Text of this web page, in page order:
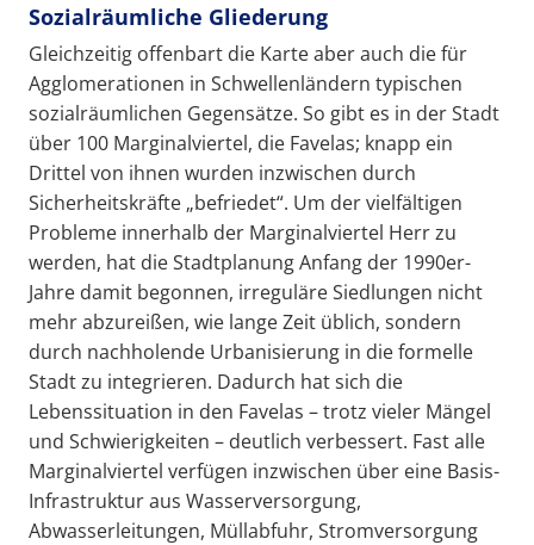
Sozialräumliche Gliederung
Gleichzeitig offenbart die Karte aber auch die für
Agglomerationen in Schwellenländern typischen
sozialräumlichen Gegensätze. So gibt es in der Stadt
über 100 Marginalviertel, die Favelas; knapp ein
Drittel von ihnen wurden inzwischen durch
Sicherheitskräfte „befriedet“. Um der vielfältigen
Probleme innerhalb der Marginalviertel Herr zu
werden, hat die Stadtplanung Anfang der 1990er-
Jahre damit begonnen, irreguläre Siedlungen nicht
mehr abzureißen, wie lange Zeit üblich, sondern
durch nachholende Urbanisierung in die formelle
Stadt zu integrieren. Dadurch hat sich die
Lebenssituation in den Favelas – trotz vieler Mängel
und Schwierigkeiten – deutlich verbessert. Fast alle
Marginalviertel verfügen inzwischen über eine Basis-
Infrastruktur aus Wasserversorgung,
Abwasserleitungen, Müllabfuhr, Stromversorgung